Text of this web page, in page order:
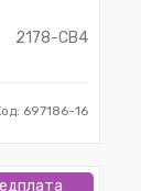
2178-CB4
697186-16